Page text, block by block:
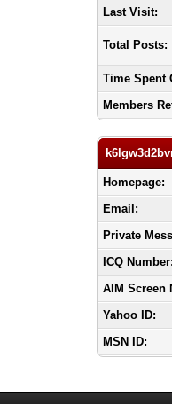
Last Visit:
Total Posts:
Time Spent
Members
Homepage:
Email:
Private
ICQ Number:
AIM Screen
Yahoo ID:
MSN ID: